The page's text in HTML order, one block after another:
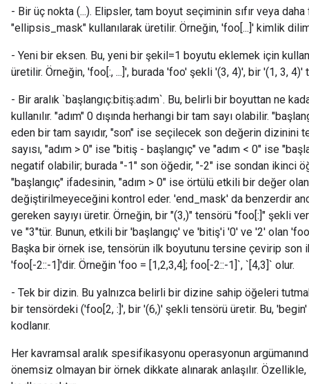
- Bir üç nokta (...). Elipsler, tam boyut seçiminin sıfır veya
"ellipsis_mask" kullanılarak üretilir. Örneğin, 'foo[...]' kimlik
- Yeni bir eksen. Bu, yeni bir şekil=1 boyutu eklemek için
üretilir. Örneğin, 'foo[:, ...]', burada 'foo' şekli '(3, 4)', bir '(1, 3, 4)'
- Bir aralık `başlangıç:bitiş:adım`. Bu, belirli bir boyuttan ne
kullanılır. "adım" 0 dışında herhangi bir tam sayı olabilir.
eden bir tam sayıdır, "son" ise seçilecek son değerin dizinini
sayısı, "adım > 0" ise "bitiş - başlangıç" ve "adım < 0" ise
negatif olabilir; burada "-1" son öğedir, "-2" ise sondan ikinci
"başlangıç" ifadesinin, "adım > 0" ise örtülü etkili bir değer
değiştirilmeyeceğini kontrol eder. 'end_mask' da benzerdir
gereken sayıyı üretir. Örneğin, bir "(3,)" tensörü "foo[:]" şekli
ve "3"tür. Bunun, etkili bir 'başlangıç' ve 'bitiş'i '0' ve '2' olan
Başka bir örnek ise, tensörün ilk boyutunu tersine çevirip son
'foo[-2::-1]'dir. Örneğin 'foo = [1,2,3,4]; foo[-2::-1]`, `[4,3]` olur.
- Tek bir dizin. Bu yalnızca belirli bir dizine sahip öğeleri
bir tensördeki ('foo[2, :]', bir '(6,)' şekli tensörü üretir. Bu,
kodlanır.
Her kavramsal aralık spesifikasyonu operasyonun
önemsiz olmayan bir örnek dikkate alınarak anlaşılır.